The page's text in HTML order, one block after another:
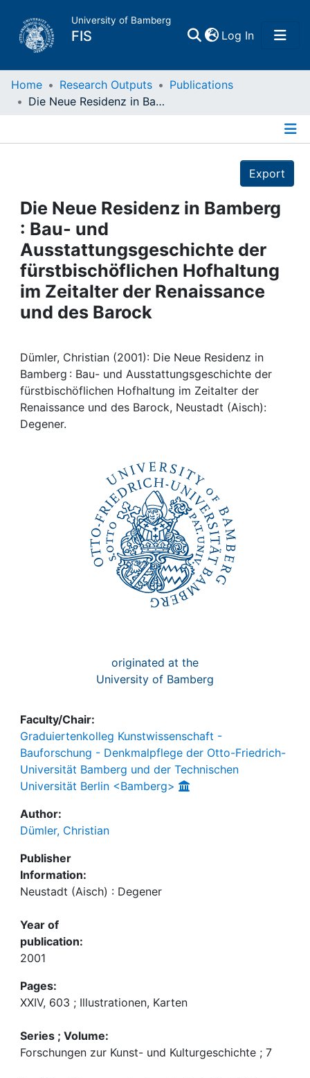
University of Bamberg
FIS Log In(current)
Home
Projects
People
Institutions
Awards
Help
Home Research Outputs
Publications
Die Neue Residenz in Bamberg : Bau- und Ausstattungsgeschichte der fürstbischöflichen Hofhaltung im Zeitalter der Renaissance und des Barock
Export
Die Neue Residenz in Bamberg
: Bau- und
Ausstattungsgeschichte der
fürstbischöflichen Hofhaltung
im Zeitalter der Renaissance
und des Barock
Dümler, Christian (2001): Die Neue Residenz in
Bamberg : Bau- und Ausstattungsgeschichte der
fürstbischöflichen Hofhaltung im Zeitalter der
Renaissance und des Barock, Neustadt (Aisch):
Degener.
originated at the
University of Bamberg
Faculty/Chair:
Graduiertenkolleg Kunstwissenschaft -
Bauforschung - Denkmalpflege der Otto-Friedrich-
Universität Bamberg und der Technischen
Universität Berlin <Bamberg>
Author:
Dümler, Christian
Publisher
Information:
Neustadt (Aisch) : Degener
Year of
publication:
2001
Pages:
XXIV, 603 ; Illustrationen, Karten
Series ; Volume:
Forschungen zur Kunst- und Kulturgeschichte ; 7